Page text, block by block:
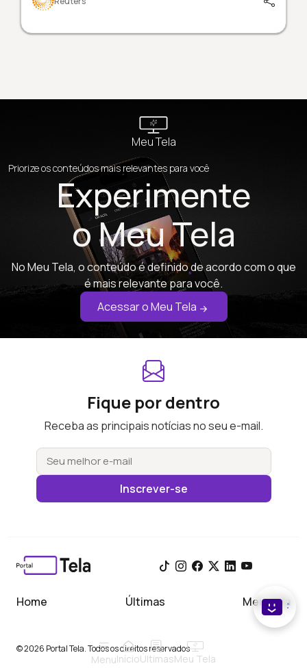
MenuInícioÚltimasMeu Tela
Meu Tela
Priorize os conteúdos mais relevantes para você
Experimente
o Meu Tela
No Meu Tela, o conteúdo é definido de acordo com o que
é mais relevante para você.
Acessar o Meu Tela
Fique por dentro
Receba as principais notícias no seu e-mail.
Inscrever-se
Home Últimas Meu Tela
© 2026 Portal Tela. Todos os direitos reservados